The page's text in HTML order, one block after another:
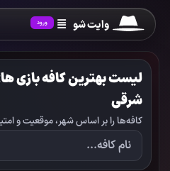
وایت شو ورود
لیست بهترین کافه بازی
شرقی
کافه‌ها را بر اساس شهر، موقعیت و